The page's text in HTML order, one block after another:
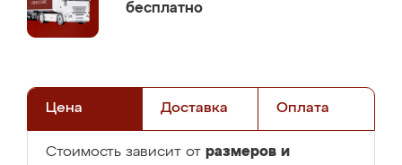
бесплатно
Цена Доставка Оплата
Стоимость зависит от размеров и